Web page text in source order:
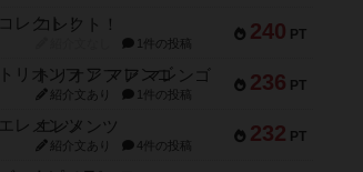
240 PT
コレクト！
1件の投稿
236 PT
トリオンフ ア マレンゴ
紹介文あり 1件の投稿
232 PT
エレメンツ
紹介文あり 4件の投稿